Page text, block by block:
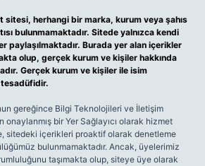
sitesi, herhangi bir marka, kurum veya şahıs
bulunmamaktadır. Sitede yalnızca kendi
paylaşılmaktadır. Burada yer alan içerikler
olup, gerçek kurum ve kişiler hakkında
Gerçek kurum ve kişiler ile isim
gereğince Bilgi Teknolojileri ve İletişim
onaylanmış bir Yer Sağlayıcı olarak hizmet
sitedeki içerikleri proaktif olarak denetleme
bulunmamaktadır. Ancak, üyelerimiz
taşımakta olup, siteye üye olarak